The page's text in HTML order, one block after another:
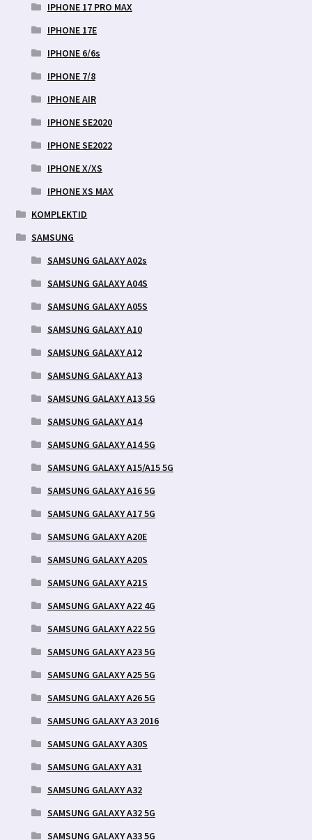
IPHONE 17 PRO MAX
IPHONE 17E
IPHONE 6/6s
IPHONE 7/8
IPHONE AIR
IPHONE SE2020
IPHONE SE2022
IPHONE X/XS
IPHONE XS MAX
KOMPLEKTID
SAMSUNG
SAMSUNG GALAXY A02s
SAMSUNG GALAXY A04S
SAMSUNG GALAXY A05S
SAMSUNG GALAXY A10
SAMSUNG GALAXY A12
SAMSUNG GALAXY A13
SAMSUNG GALAXY A13 5G
SAMSUNG GALAXY A14
SAMSUNG GALAXY A14 5G
SAMSUNG GALAXY A15/A15 5G
SAMSUNG GALAXY A16 5G
SAMSUNG GALAXY A17 5G
SAMSUNG GALAXY A20E
SAMSUNG GALAXY A20S
SAMSUNG GALAXY A21S
SAMSUNG GALAXY A22 4G
SAMSUNG GALAXY A22 5G
SAMSUNG GALAXY A23 5G
SAMSUNG GALAXY A25 5G
SAMSUNG GALAXY A26 5G
SAMSUNG GALAXY A3 2016
SAMSUNG GALAXY A30S
SAMSUNG GALAXY A31
SAMSUNG GALAXY A32
SAMSUNG GALAXY A32 5G
SAMSUNG GALAXY A33 5G